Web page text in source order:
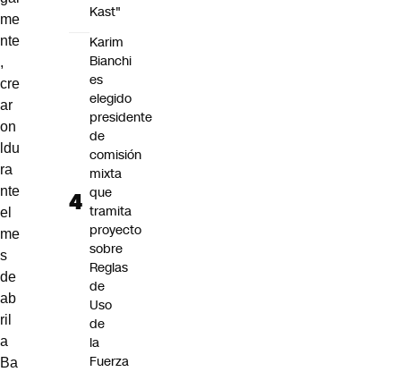
me
nte
,
cre
ar
on
ldu
ra
nte
el
me
s
de
ab
ril
a
Ba
Kast"
Karim
Bianchi
es
elegido
presidente
de
comisión
mixta
que
tramita
proyecto
sobre
Reglas
de
Uso
de
la
Fuerza